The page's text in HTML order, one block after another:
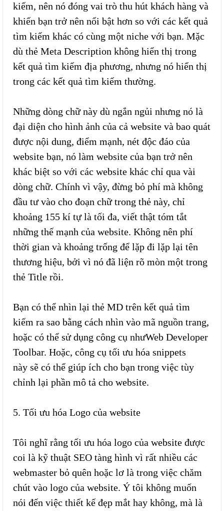
kiếm, nên nó đóng vai trò thu hút khách hàng và
khiến bạn trở nên nổi bật hơn so với các kết quả
tìm kiếm khác có cùng một niche với bạn. Mặc
dù thẻ Meta Description không hiển thị trong
kết quả tìm kiếm địa phương, nhưng nó hiển thị
trong các kết quả tìm kiếm thường.
Những dòng chữ này dù ngắn ngủi nhưng nó là
đại diện cho hình ảnh của cả website và bao quát
được nội dung, điểm mạnh, nét độc đáo của
website bạn, nó làm website của bạn trở nên
khác biệt so với các website khác chỉ qua vài
dòng chữ. Chính vì vậy, đừng bỏ phí mà không
đầu tư vào cho đoạn chữ trong thẻ này, chỉ
khoảng 155 kí tự là tối đa, viết thật tóm tắt
những thế mạnh của website. Không nên phí
thời gian và khoảng trống để lặp đi lặp lại tên
thương hiệu, bởi vì nó đã liện rõ mòn một trong
thẻ Title rồi.
Bạn có thể nhìn lại thẻ MD trên kết quả tìm
kiếm ra sao bằng cách nhìn vào mã nguồn trang,
hoặc có thể sử dụng công cụ nhưWeb Developer
Toolbar. Hoặc, công cụ tối ưu hóa snippets
này sẽ có thể giúp ích cho bạn trong việc tùy
chỉnh lại phần mô tả cho website.
5. Tối ưu hóa Logo của website
Tôi nghĩ rằng tối ưu hóa logo của website được
coi là kỹ thuật SEO tàng hình vì rất nhiều các
webmaster bỏ quên hoặc lơ là trong việc chăm
chút vào logo của website. Ý tôi không muốn
nói đến việc thiết kế đẹp mắt hay không, mà là